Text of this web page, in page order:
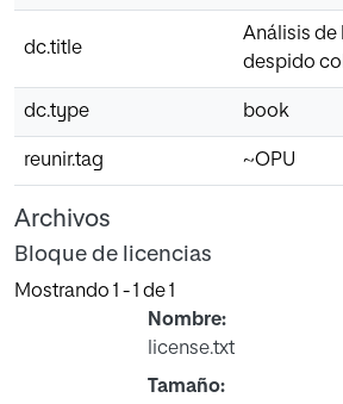
dc.title
Análisis de
despido
dc.type book
reunir.tag ~OPU
Archivos
Bloque de licencias
Mostrando 1 - 1 de 1
Nombre:
license.txt
Tamaño: